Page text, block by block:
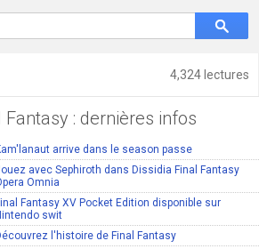
4,324 lectures
Fantasy : dernières infos
arrive dans le season passe
avec Sephiroth dans Dissidia Final Fantasy
Omnia
Fantasy XV Pocket Edition disponible sur
swit
l'histoire de Final Fantasy